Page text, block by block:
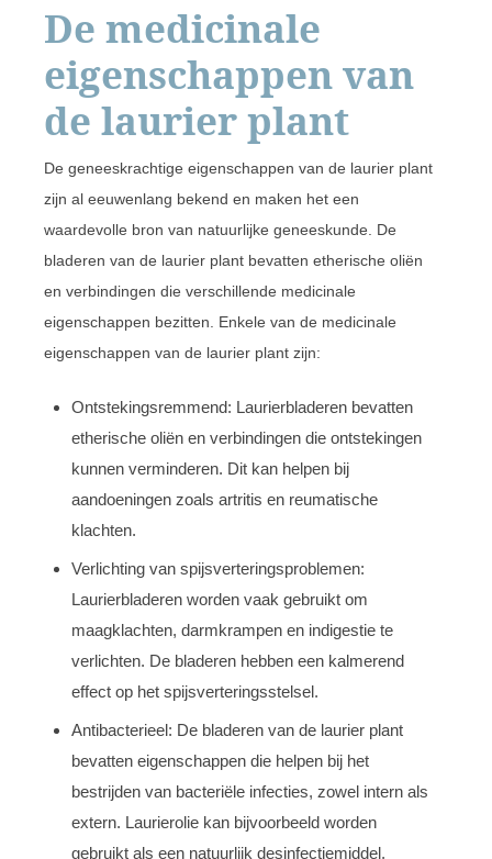
De medicinale
eigenschappen van
de laurier plant
De geneeskrachtige eigenschappen van de laurier plant
zijn al eeuwenlang bekend en maken het een
waardevolle bron van natuurlijke geneeskunde. De
bladeren van de laurier plant bevatten etherische oliën
en verbindingen die verschillende medicinale
eigenschappen bezitten. Enkele van de medicinale
eigenschappen van de laurier plant zijn:
Ontstekingsremmend: Laurierbladeren bevatten
etherische oliën en verbindingen die ontstekingen
kunnen verminderen. Dit kan helpen bij
aandoeningen zoals artritis en reumatische
klachten.
Verlichting van spijsverteringsproblemen:
Laurierbladeren worden vaak gebruikt om
maagklachten, darmkrampen en indigestie te
verlichten. De bladeren hebben een kalmerend
effect op het spijsverteringsstelsel.
Antibacterieel: De bladeren van de laurier plant
bevatten eigenschappen die helpen bij het
bestrijden van bacteriële infecties, zowel intern als
extern. Laurierolie kan bijvoorbeeld worden
gebruikt als een natuurlijk desinfectiemiddel.